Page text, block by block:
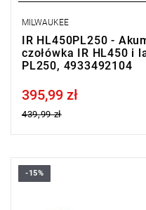
MILWAUKEE
IR HL450PL250 -
czołówka IR HL450 i
PL250, 4933492104
Price tax included
395,99 zł
439,99 zł
-15%